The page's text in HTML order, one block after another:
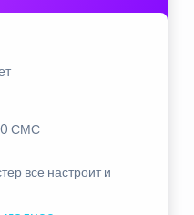
СМС
все настроит и